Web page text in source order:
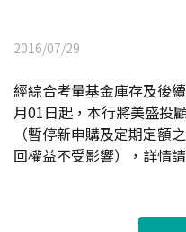
2016/07/29
經綜合考量基金庫存及後
月01日起，本行將美盛投
（暫停新申購及定期定額
回權益不受影響），詳情